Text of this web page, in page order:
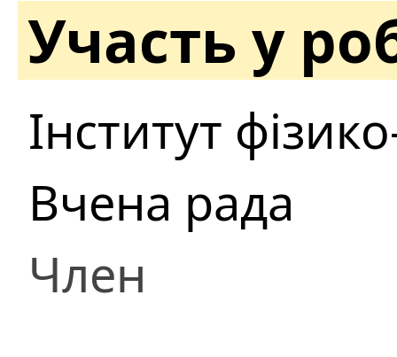
Участь у
Інститут
Вчена рада
Член